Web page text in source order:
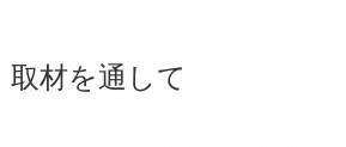
取材を通して